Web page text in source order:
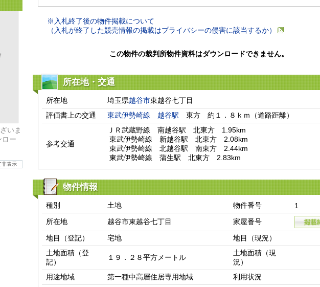
いま
ロー
非表示
※入札終了後の物件掲載について
（入札が終了した競売情報の掲載はプライバシーの侵害に該当するか）
この物件の裁判所物件資料はダウンロードできません。
所在地・交通
所在地 埼玉県越谷市東越谷七丁目
評価書上の交通
東武伊勢崎線 越谷駅 東方　約１．８ｋｍ（道路距離）
参考交通
ＪＲ武蔵野線　南越谷駅　北東方　1.95km
東武伊勢崎線　蒲生駅　北東方　2.83km
物件情報
種別 土地 物件番号
1
所在地
越谷市東越谷七丁目
家屋番号
地目（登記）
宅地
地目（現況）
土地面積（登
記）
１９．２８平方メートル
土地面積（現
況）
用途地域
第一種中高層住居専用地域
利用状況